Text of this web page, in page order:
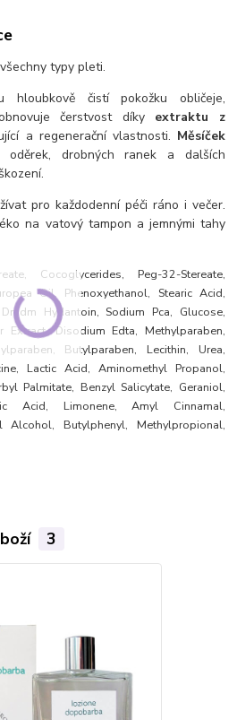
typy pleti.
hloubkově čistí pokožku obličeje,
čerstvost díky extraktu z
a regenerační vlastnosti. Měsíček
oděrek, drobných ranek a dalších
pro každodenní péči ráno i večer.
na vatový tampon a jemnými tahy
Cocoglycerides, Peg-32-Stereate,
Oil, Phenoxyethanol, Stearic Acid,
Hydantoin, Sodium Pca, Glucose,
Disodium Edta, Methylparaben,
Butylparaben, Lecithin, Urea,
Lactic Acid, Aminomethyl Propanol,
Palmitate, Benzyl Salicytate, Geraniol,
Acid, Limonene, Amyl Cinnamal,
Alcohol, Butylphenyl, Methylpropional,
3